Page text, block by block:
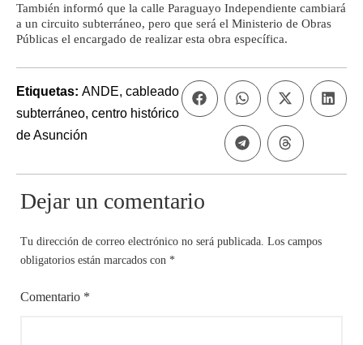
También informó que la calle Paraguayo Independiente cambiará
a un circuito subterráneo, pero que será el Ministerio de Obras
Públicas el encargado de realizar esta obra específica.
Etiquetas: ANDE, cableado
subterráneo, centro histórico
de Asunción
Dejar un comentario
Tu dirección de correo electrónico no será publicada. Los campos
obligatorios están marcados con *
Comentario *